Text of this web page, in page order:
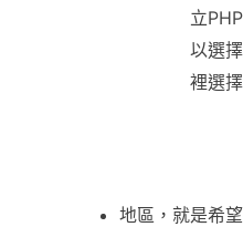
立
以選
裡選
地區，就是希